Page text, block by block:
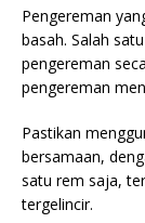
Pengereman
basah. Salah
pengereman
pengereman
Pastikan
bersamaan,
satu rem saja,
tergelincir.